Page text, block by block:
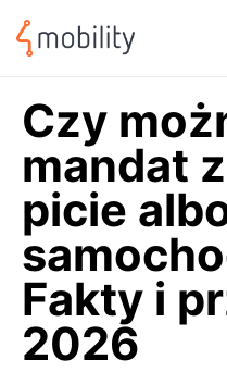
Czy
mandat
picie
Fakty i
2026